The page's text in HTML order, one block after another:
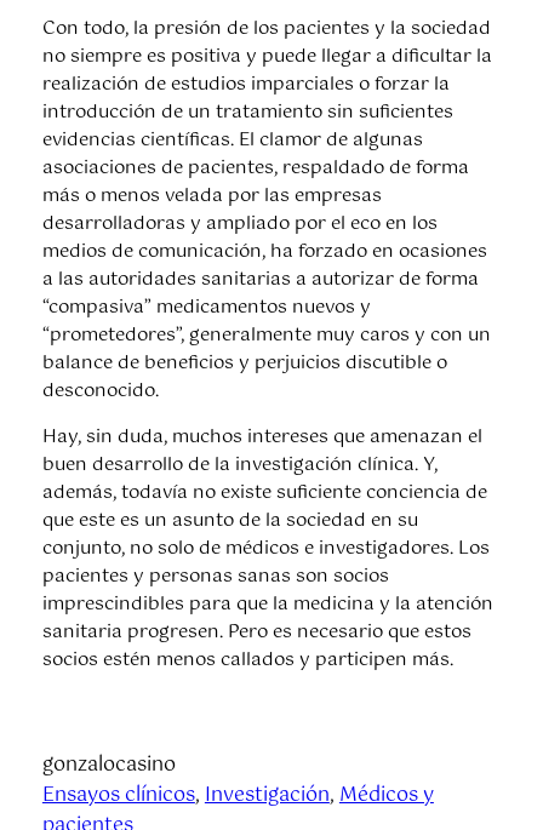
Con todo, la presión de los pacientes y la sociedad
no siempre es positiva y puede llegar a dificultar la
realización de estudios imparciales o forzar la
introducción de un tratamiento sin suficientes
evidencias científicas. El clamor de algunas
asociaciones de pacientes, respaldado de forma
más o menos velada por las empresas
desarrolladoras y ampliado por el eco en los
medios de comunicación, ha forzado en ocasiones
a las autoridades sanitarias a autorizar de forma
“compasiva” medicamentos nuevos y
“prometedores”, generalmente muy caros y con un
balance de beneficios y perjuicios discutible o
desconocido.
Hay, sin duda, muchos intereses que amenazan el
buen desarrollo de la investigación clínica. Y,
además, todavía no existe suficiente conciencia de
que este es un asunto de la sociedad en su
conjunto, no solo de médicos e investigadores. Los
pacientes y personas sanas son socios
imprescindibles para que la medicina y la atención
sanitaria progresen. Pero es necesario que estos
socios estén menos callados y participen más.
gonzalocasino
Ensayos clínicos, Investigación, Médicos y